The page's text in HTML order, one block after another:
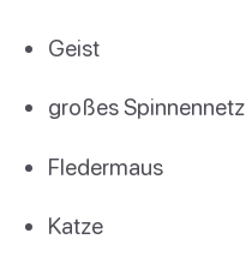
Geist
großes Spinnennetz
Fledermaus
Katze